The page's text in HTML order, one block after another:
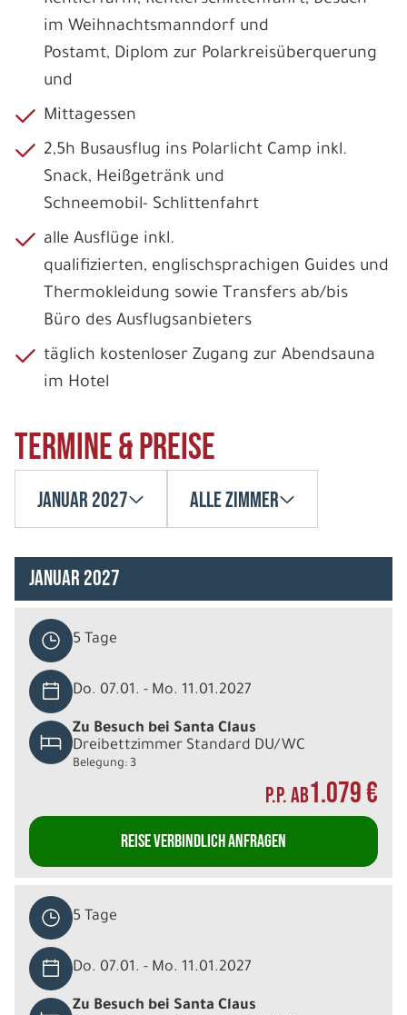
im Weihnachtsmanndorf und
Postamt, Diplom zur Polarkreisüberquerung
und
Mittagessen
2,5h Busausflug ins Polarlicht Camp inkl.
Snack, Heißgetränk und
Schneemobil- Schlittenfahrt
alle Ausflüge inkl.
qualifizierten, englischsprachigen Guides und
Thermokleidung sowie Transfers ab/bis
Büro des Ausflugsanbieters
täglich kostenloser Zugang zur Abendsauna
im Hotel
Termine & Preise
Januar 2027 Alle Zimmer
Januar 2027
5 Tage
Do. 07.01. - Mo. 11.01.2027
Zu Besuch bei Santa Claus
Dreibettzimmer Standard DU/WC
Belegung: 3
P.P. AB1.079 €
REISE VERBINDLICH ANFRAGEN
5 Tage
Do. 07.01. - Mo. 11.01.2027
Zu Besuch bei Santa Claus